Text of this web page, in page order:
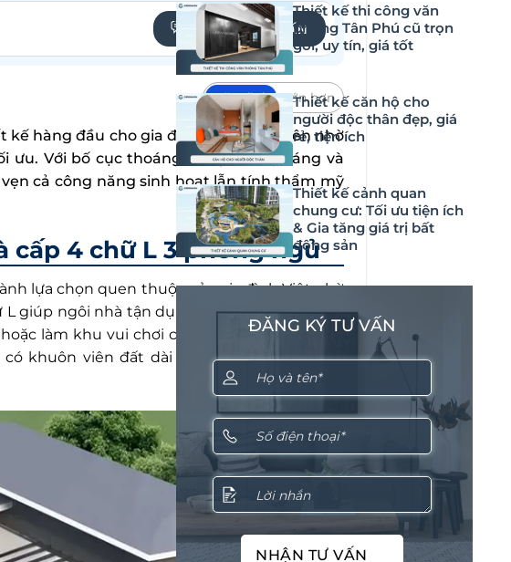
YÊU CẦU TƯ VẤN
Mặc định Lớn hơn
kế hàng đầu cho gia đình 3-5 thành viên nhờ
Với bố cục thoáng đãng, dễ lấy sáng và
cả công năng sinh hoạt lẫn tính thẩm mỹ
cấp 4 chữ L 3 phòng ngủ
lựa chọn quen thuộc của gia đình Việt nhờ
giúp ngôi nhà tận dụng tối ưu diện tích đất:
làm khu vui chơi cho trẻ nhỏ. Vì vậy, kiểu
khuôn viên đất dài hoặc góc cạnh không
Thiết kế thi công văn
phòng Tân Phú cũ trọn
gói, uy tín, giá tốt
Thiết kế căn hộ cho
người độc thân đẹp, giá
rẻ, tiện ích
Thiết kế cảnh quan
chung cư: Tối ưu tiện ích
& Gia tăng giá trị bất
động sản
ĐĂNG KÝ TƯ VẤN
NHẬN TƯ VẤN